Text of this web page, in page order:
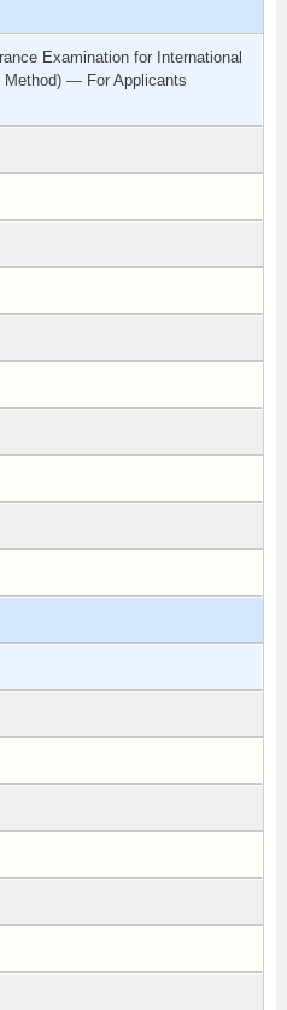
Examination for International
Method) — For Applicants